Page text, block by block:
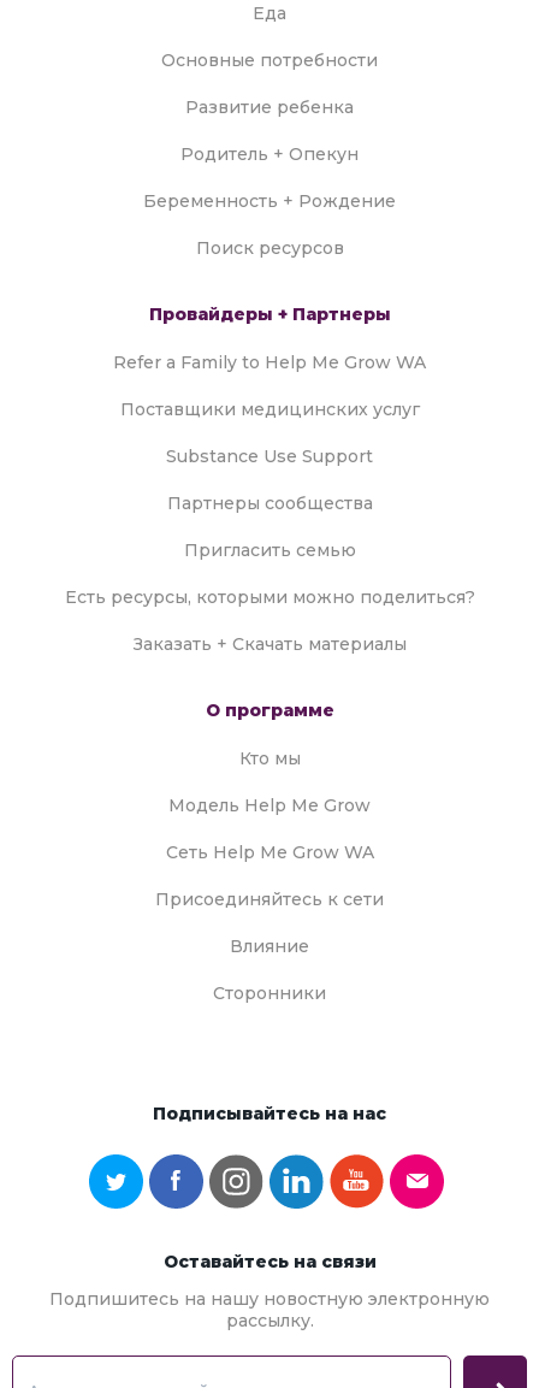
Еда
Основные потребности
Развитие ребенка
Родитель + Опекун
Беременность + Рождение
Поиск ресурсов
Провайдеры + Партнеры
Refer a Family to Help Me Grow WA
Поставщики медицинских услуг
Substance Use Support
Партнеры сообщества
Пригласить семью
Есть ресурсы, которыми можно поделиться?
Заказать + Скачать материалы
О программе
Кто мы
Модель Help Me Grow
Сеть Help Me Grow WA
Присоединяйтесь к сети
Влияние
Сторонники
Подписывайтесь на нас
Оставайтесь на связи
Подпишитесь на нашу новостную электронную
рассылку.